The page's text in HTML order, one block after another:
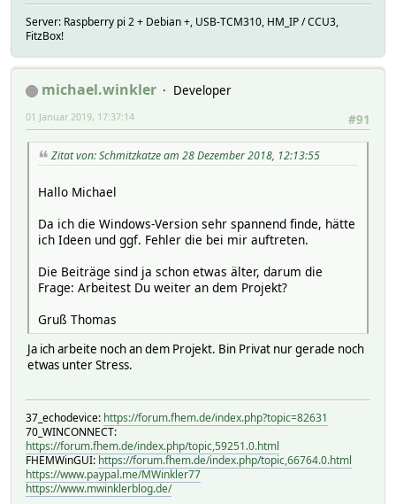
Server: Raspberry pi 2 + Debian +, USB-TCM310, HM_IP / CCU3,
FitzBox!
michael.winkler
Developer
#91
01 Januar 2019, 17:37:14
Zitat von: Schmitzkatze am 28 Dezember 2018, 12:13:55
Hallo Michael
Da ich die Windows-Version sehr spannend finde, hätte
ich Ideen und ggf. Fehler die bei mir auftreten.
Die Beiträge sind ja schon etwas älter, darum die
Frage: Arbeitest Du weiter an dem Projekt?
Gruß Thomas
Ja ich arbeite noch an dem Projekt. Bin Privat nur gerade noch
etwas unter Stress.
37_echodevice: https://forum.fhem.de/index.php?topic=82631
70_WINCONNECT:
https://forum.fhem.de/index.php/topic,59251.0.html
FHEMWinGUI: https://forum.fhem.de/index.php/topic,66764.0.html
https://www.paypal.me/MWinkler77
https://www.mwinklerblog.de/